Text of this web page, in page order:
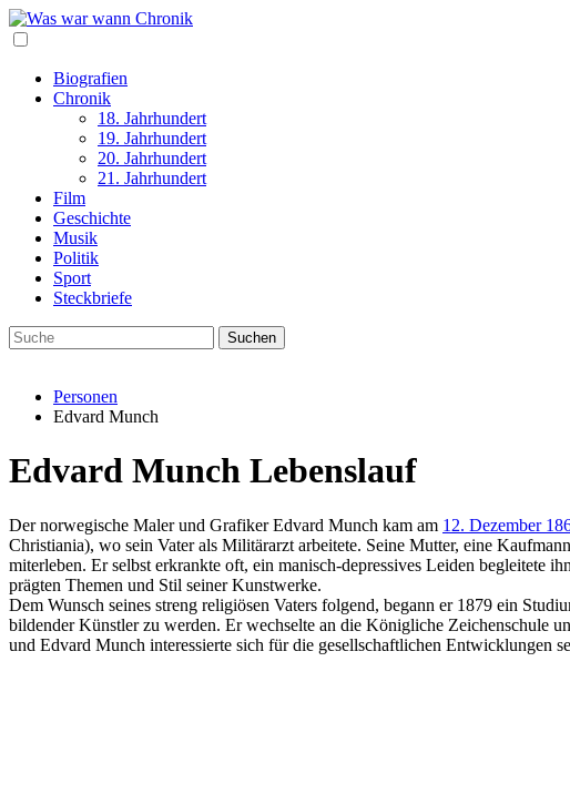
Biografien
Chronik
18. Jahrhundert
19. Jahrhundert
20. Jahrhundert
21. Jahrhundert
Film
Geschichte
Musik
Politik
Sport
Steckbriefe
Personen
Edvard Munch
Edvard Munch Lebenslauf
Der norwegische Maler und Grafiker Edvard Munch kam am 12. Dezember
Christiania), wo sein Vater als Militärarzt arbeitete. Seine Mutter, eine
miterleben. Er selbst erkrankte oft, ein manisch-depressives Leiden begleitete
prägten Themen und Stil seiner Kunstwerke.
Dem Wunsch seines streng religiösen Vaters folgend, begann er 1879 ein
bildender Künstler zu werden. Er wechselte an die Königliche Zeichenschule
und Edvard Munch interessierte sich für die gesellschaftlichen Entwicklungen